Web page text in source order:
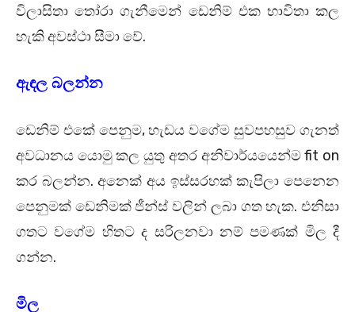
විලාසිතා තෝරා ගැනීමෙන් ඩෙනිම් එක භාවිතා කල
හැකි අවස්ථා සීමා වේ.
ඇඳල බලන්න
ඩෙනිම් එකේ පෙනුම, හැඩය වගේම සුවපහසුව ගැනත්
අවධානය යොමු කල යුතු අතර අනිවාර්යයෙන්ම fit on
කර බලන්න. අනෙක් අය ඉස්සරහක් කැපිලා පෙනෙන
පෙනුමක් ඩෙනිමක් ජීන්ස් වලින් ලබා ගත හැක. එනිසා
ගතට වගේම හිතට ද සරිලනවා නම් පමණක් මිල දී
ගන්න.
මිල